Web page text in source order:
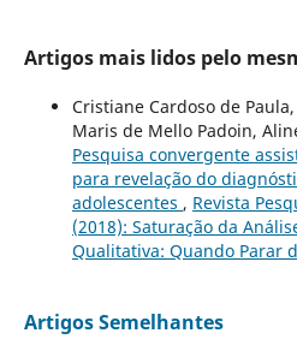
Artigos mais lidos pelo
Cristiane Cardoso de
Maris de Mello Padoin,
Pesquisa convergente
para revelação do
adolescentes , Revista
(2018): Saturação da
Qualitativa: Quando Parar
Artigos Semelhantes